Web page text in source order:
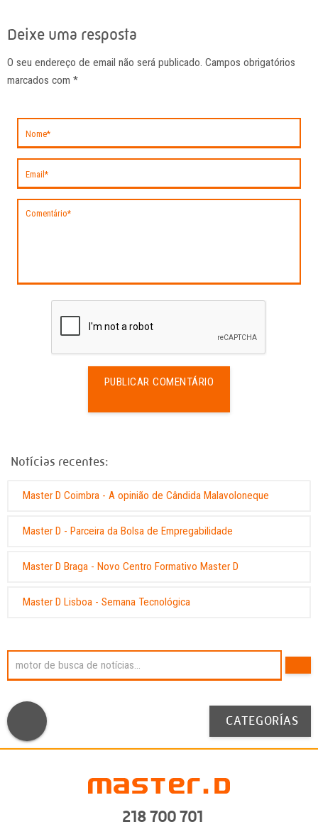
Utilizamos os nossos próprios cookies e de terceiros para melhorar os
Deixe uma resposta
O seu endereço de email não será publicado. Campos obrigatórios
marcados com *
Notícias recentes:
Master D Coimbra - A opinião de Cândida Malavoloneque
Master D - Parceira da Bolsa de Empregabilidade
Master D Braga - Novo Centro Formativo Master D
Master D Lisboa - Semana Tecnológica
CATEGORÍAS
218 700 701